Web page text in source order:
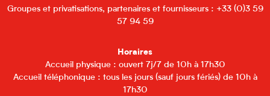
Groupes et privatisations, partenaires et fournisseurs : +33 (0)3 59
57 94 59
Horaires
Accueil physique : ouvert 7j/7 de 10h à 17h30
Accueil téléphonique : tous les jours (sauf jours fériés) de 10h à
17h30